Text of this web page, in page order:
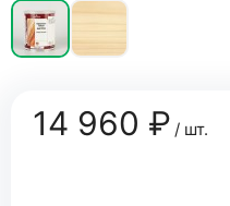
14 960 ₽/ шт.